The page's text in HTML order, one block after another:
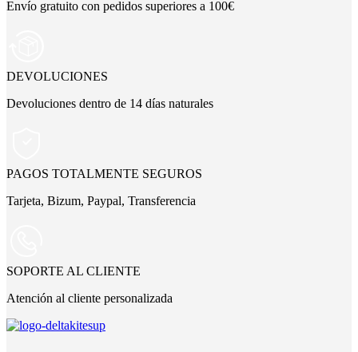
Envío gratuito con pedidos superiores a 100€
DEVOLUCIONES
Devoluciones dentro de 14 días naturales
PAGOS TOTALMENTE SEGUROS
Tarjeta, Bizum, Paypal, Transferencia
SOPORTE AL CLIENTE
Atención al cliente personalizada